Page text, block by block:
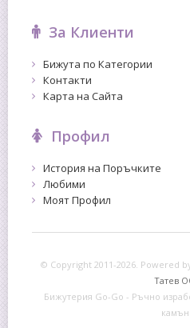
За Клиенти
Бижута по Категории
Контакти
Карта на Сайта
Профил
История на Поръчките
Любими
Моят Профил
© Copyright 2011-2026. Powered
Татев
Бижутерия Go-Go - Ръчно